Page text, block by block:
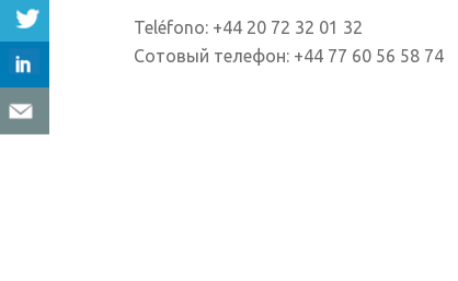
Teléfono: +44 20 72 32 01 32
Сотовый телефон: +44 77 60 56 58 74